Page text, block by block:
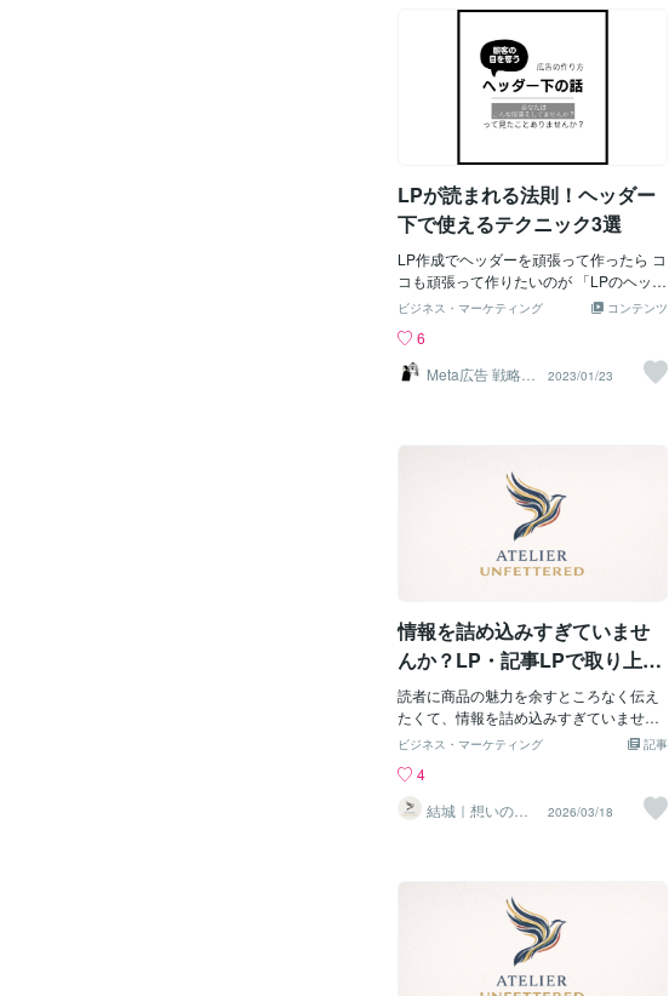
を回したいと言われることが多いので、
ちょっとアドバイスさせていただいてい
ます。（これで平行してSNSマーケやり
始めるクライアント様も多いです）ただ
単に記事LPを書くだけじゃなく、私が関
わらせていいただいた以上、しっかり売
す。例え、その結果、記事を書かないこ
とになったとしても、クライアント様に
ムダなお
安記事LPの料金は、全体のボリュームや
動いたします。おおよその目安は以下の
とおりです。ライト構成（目安：図解や
情報整理のビジュアル1、2点程度）……
85,000円〜図解・説明ビジュアル多め
以上）……100,000円前後〜ボリューム
大（10,000文字前後、図解多数など）
……120,000円〜150,000円程度※図解系
のビジュアルが3点以上あっても全体のボ
リュームが少ない、簡単な表で資料をも
とにウェブ用に作り直す程度であればラ
イト構成の価格でご対応可能な場合があ
りますので、だいたいのご希望や資料が
あればお送りください。資料が準備中の
場合は、参考にされたいサイトやその表
現に近い画像などを送りいただけるとス
じた合成処理等は含まれております。イ
メージ写真や素材写真等はこちらでご用
意いたします。（有料素材写真ご提供・
軽微なAI合成含む）※複雑なCG合成は別
途お見積りさせていただきます。※修正は
3往復までを目安としています。※通常の
制作期間は一ヶ月前後ですが、お急ぎの
LPが読まれる法則！ヘッダー
下で使えるテクニック3選
LP作成でヘッダーを頑張って作ったら コ
コも頑張って作りたいのが 「LPのヘッダ
ーの下」 せっかくヘッダーが良くても コ
ない、登録してもらえない になります。
自分でもこの内容で読むか？登録する
か？ 足りていないものは何かないか？ を
コンテンツ
ビジネス・マーケティング
6
Meta広告 戦略マ
ーケター しぃ～
2023/01/23
情報を詰め込みすぎていませ
んか？LP・記事LPで取り上げ
る魅力は絞り込む
読者に商品の魅力を余すところなく伝え
たくて、情報を詰め込みすぎていません
か？LP・記事LPは、情報が多ければ良い
ぎるLP・記事LPは、途中で離脱されるこ
とも多いです。【情報が多すぎると何が
起こるか】「情報は多ければ多い方が良
りやすくなりますし、何より読者に商品
の良さが伝わりません。「何が言いたい
の？」「読むのめんどくさいな」と思っ
た瞬間、読者は離脱します。魅力がたく
記事
ビジネス・マーケティング
4
結城｜想いの言
語化、おまかせ
2026/03/18